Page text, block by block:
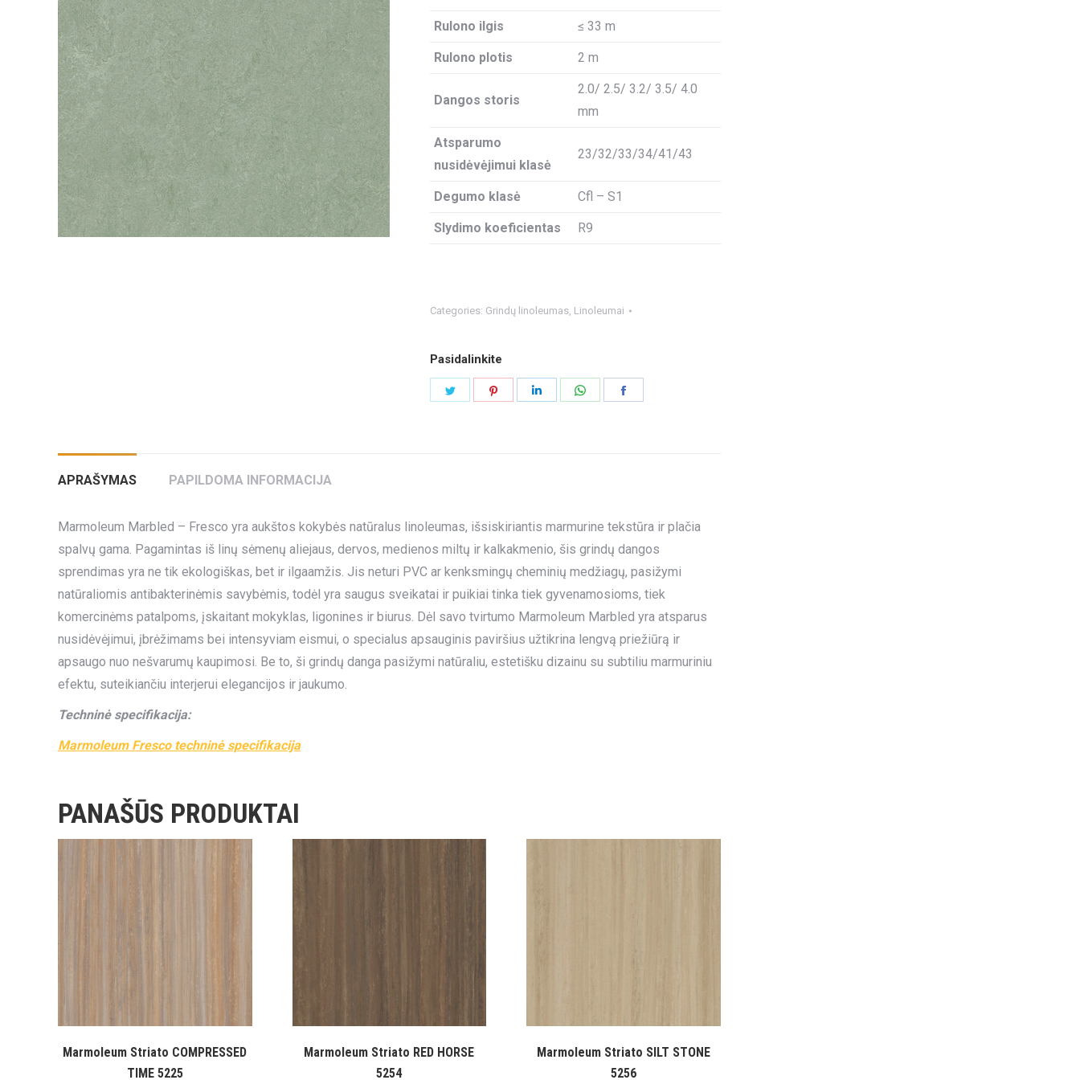
Rulono ilgis ≤ 33 m
Rulono plotis 2 m
Dangos storis
2.0/ 2.5/ 3.2/ 3.5/ 4.0
mm
Atsparumo
nusidėvėjimui klasė
23/32/33/34/41/43
Degumo klasė Cfl – S1
Slydimo koeficientas R9
Categories: Grindų linoleumas, Linoleumai
Pasidalinkite
Share
Share
APRAŠYMAS PAPILDOMA INFORMACIJA
Marmoleum Marbled – Fresco yra aukštos kokybės natūralus linoleumas, išsiskiriantis marmurine tekstūra ir plačia
spalvų gama. Pagamintas iš linų sėmenų aliejaus, dervos, medienos miltų ir kalkakmenio, šis grindų dangos
sprendimas yra ne tik ekologiškas, bet ir ilgaamžis. Jis neturi PVC ar kenksmingų cheminių medžiagų, pasižymi
natūraliomis antibakterinėmis savybėmis, todėl yra saugus sveikatai ir puikiai tinka tiek gyvenamosioms, tiek
komercinėms patalpoms, įskaitant mokyklas, ligonines ir biurus. Dėl savo tvirtumo Marmoleum Marbled yra atsparus
nusidėvėjimui, įbrėžimams bei intensyviam eismui, o specialus apsauginis paviršius užtikrina lengvą priežiūrą ir
apsaugo nuo nešvarumų kaupimosi. Be to, ši grindų danga pasižymi natūraliu, estetišku dizainu su subtiliu marmuriniu
efektu, suteikiančiu interjerui elegancijos ir jaukumo.
Techninė specifikacija:
Marmoleum Fresco techninė specifikacija
PANAŠŪS PRODUKTAI
Marmoleum Striato COMPRESSED
TIME 5225
Marmoleum Striato RED HORSE
5254
Marmoleum Striato SILT STONE
5256